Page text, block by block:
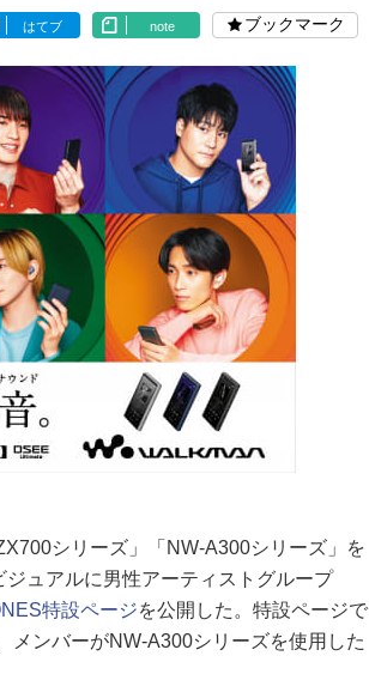
はてブ note ブックマーク
シリーズ」「NW-A300シリーズ」を
ュアルに男性アーティストグループ
特設ページを公開した。特設ページで
メンバーがNW-A300シリーズを使用した